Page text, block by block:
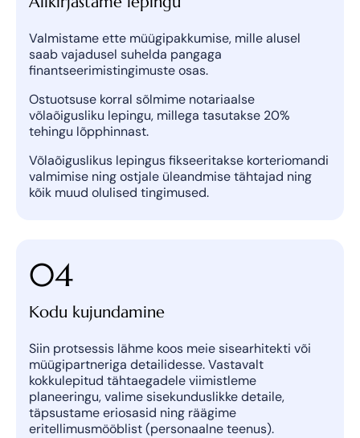
Vabadus kujundada oma ideaalne kodu koos
meie kogenud sisearhitektiga. Sinu nägu, meie
materjalide kallinemise hind + lisanduv
kohtkindel mööbel.
Valmistame ette müügipakkumise, mille alusel
saab vajadusel suhelda pangaga
finantseerimistingimuste osas.
Ostuotsuse korral sõlmime notariaalse
võlaõigusliku lepingu, millega tasutakse 20%
tehingu lõpphinnast.
Võlaõiguslikus lepingus fikseeritakse korteriomandi
valmimise ning ostjale üleandmise tähtajad ning
kõik muud olulised tingimused.
04
Kodu kujundamine
Siin protsessis lähme koos meie sisearhitekti või
müügipartneriga detailidesse. Vastavalt
kokkulepitud tähtaegadele viimistleme
planeeringu, valime sisekunduslikke detaile,
täpsustame eriosasid ning räägime
eritellimusmööblist (personaalne teenus).